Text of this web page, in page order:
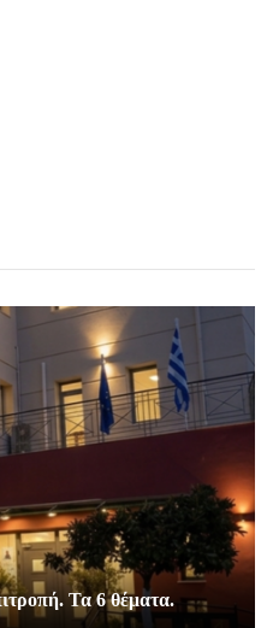
Τα 6 θέματα.